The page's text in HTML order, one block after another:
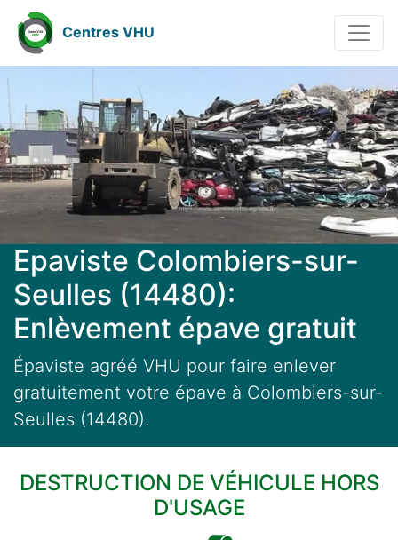
Centres VHU
Epaviste Colombiers-sur-
Seulles (14480):
Enlèvement épave gratuit
Épaviste agréé VHU pour faire enlever
gratuitement votre épave à Colombiers-sur-
Seulles (14480).
DESTRUCTION DE VÉHICULE HORS
D'USAGE